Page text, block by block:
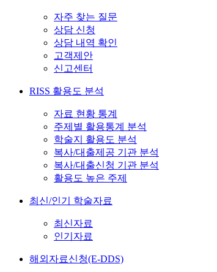
자주 찾는 질문
상담 신청
상담 내역 확인
고객제안
신고센터
RISS 활용도 분석
자료 현황 통계
주제별 활용통계 분석
학술지 활용도 분석
복사/대출제공 기관 분석
복사/대출신청 기관 분석
활용도 높은 주제
최신/인기 학술자료
최신자료
인기자료
해외자료신청(E-DDS)